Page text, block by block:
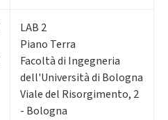
LAB 2
Piano Terra
Facoltà di Ingegneria
dell'Università di Bologna
Viale del Risorgimento, 2
- Bologna